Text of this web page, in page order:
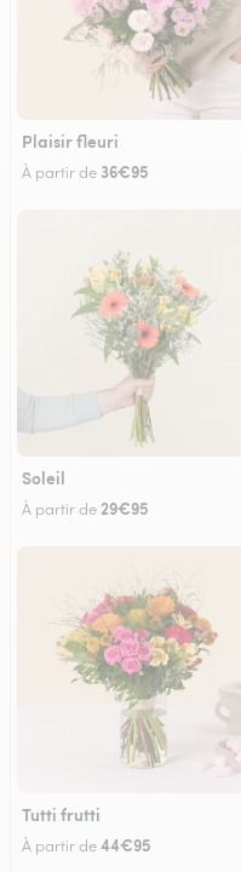
Plaisir fleuri
À partir de 36€95
Soleil
À partir de29€95
Tutti frutti
À partir de44€95